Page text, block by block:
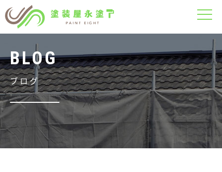
ブログ